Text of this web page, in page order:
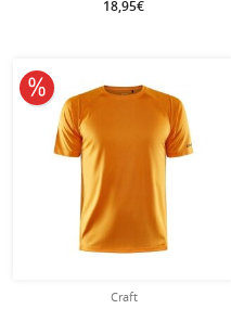
18,95€
Craft
10% reduziert